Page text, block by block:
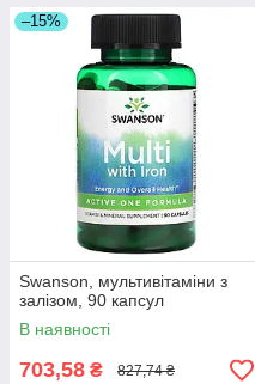
–15%
Swanson, мультивітаміни з
залізом, 90 капсул
В наявності
703,58 ₴ 827,74 ₴